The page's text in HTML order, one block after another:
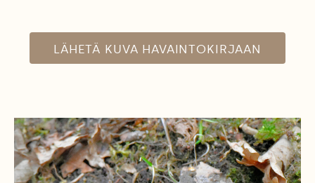
LÄHETÄ KUVA HAVAINTOKIRJAAN